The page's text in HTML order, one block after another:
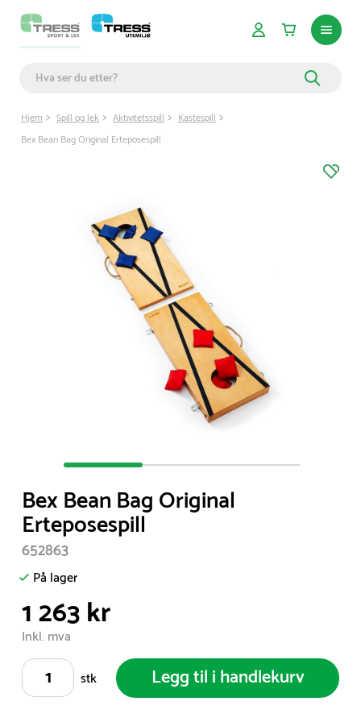
Hjem Spill og lek Aktivitetsspill
Kastespill
Bex Bean Bag Original Erteposespill
of
3
Bex Bean Bag Original
Erteposespill
652863
På lager
1 263 kr
Inkl. mva
stk
Legg til i handlekurv